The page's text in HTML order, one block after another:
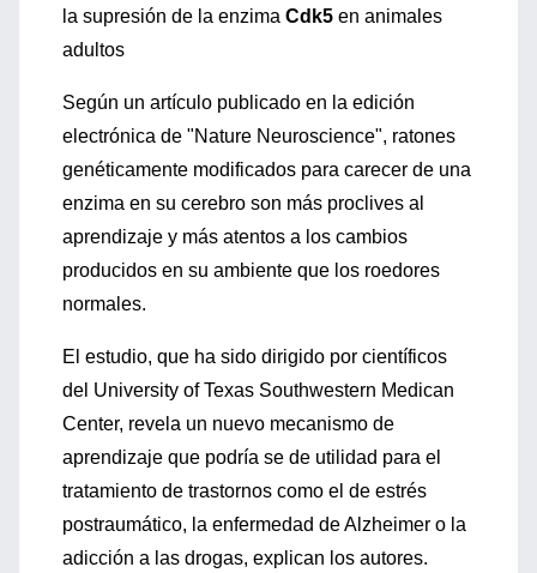
la supresión de la enzima Cdk5 en animales
adultos
Según un artículo publicado en la edición
electrónica de "Nature Neuroscience", ratones
genéticamente modificados para carecer de una
enzima en su cerebro son más proclives al
aprendizaje y más atentos a los cambios
producidos en su ambiente que los roedores
normales.
El estudio, que ha sido dirigido por científicos
del University of Texas Southwestern Medican
Center, revela un nuevo mecanismo de
aprendizaje que podría se de utilidad para el
tratamiento de trastornos como el de estrés
postraumático, la enfermedad de Alzheimer o la
adicción a las drogas, explican los autores.